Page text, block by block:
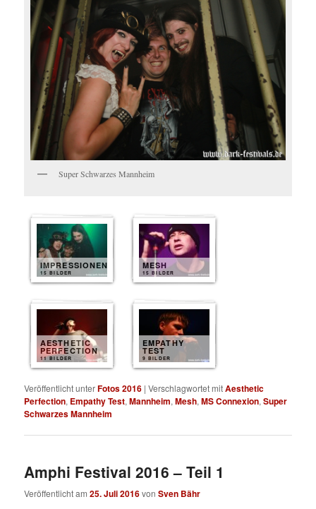
Super Schwarzes Mannheim
IMPRESSIONEN
15 BILDER
MESH
15 BILDER
AESTHETIC
PERFECTION
11 BILDER
EMPATHY
TEST
9 BILDER
Veröffentlicht unterFotos 2016 |Verschlagwortet mitAesthetic
Perfection, Empathy Test,Mannheim,Mesh,MS Connexion,Super
Schwarzes Mannheim
Amphi Festival 2016 – Teil 1
Veröffentlicht am25. Juli 2016vonSven Bähr